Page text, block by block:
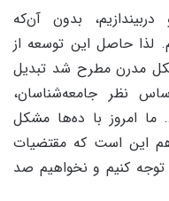
بدون آن‌که
لذا حاصل این توسعه از
مدرن مطرح شد تبدیل
نظر جامعه‌شناسان،
ما امروز با ده‌ها مشکل
این است که مقتضیات
توجه کنیم و نخواهیم صد